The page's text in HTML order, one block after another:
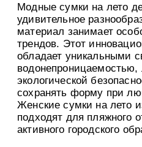
Модные сумки на лето
удивительное
материал занимает
трендов. Этот
обладает уникальными
водонепроницаемостью,
экологической
сохранять форму при
Женские сумки на лето
подходят для пляжного
активного городского